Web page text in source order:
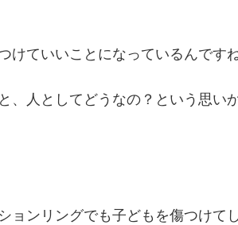
けていいことになっているんですね
、人としてどうなの？という思い
ョンリングでも子どもを傷つけて